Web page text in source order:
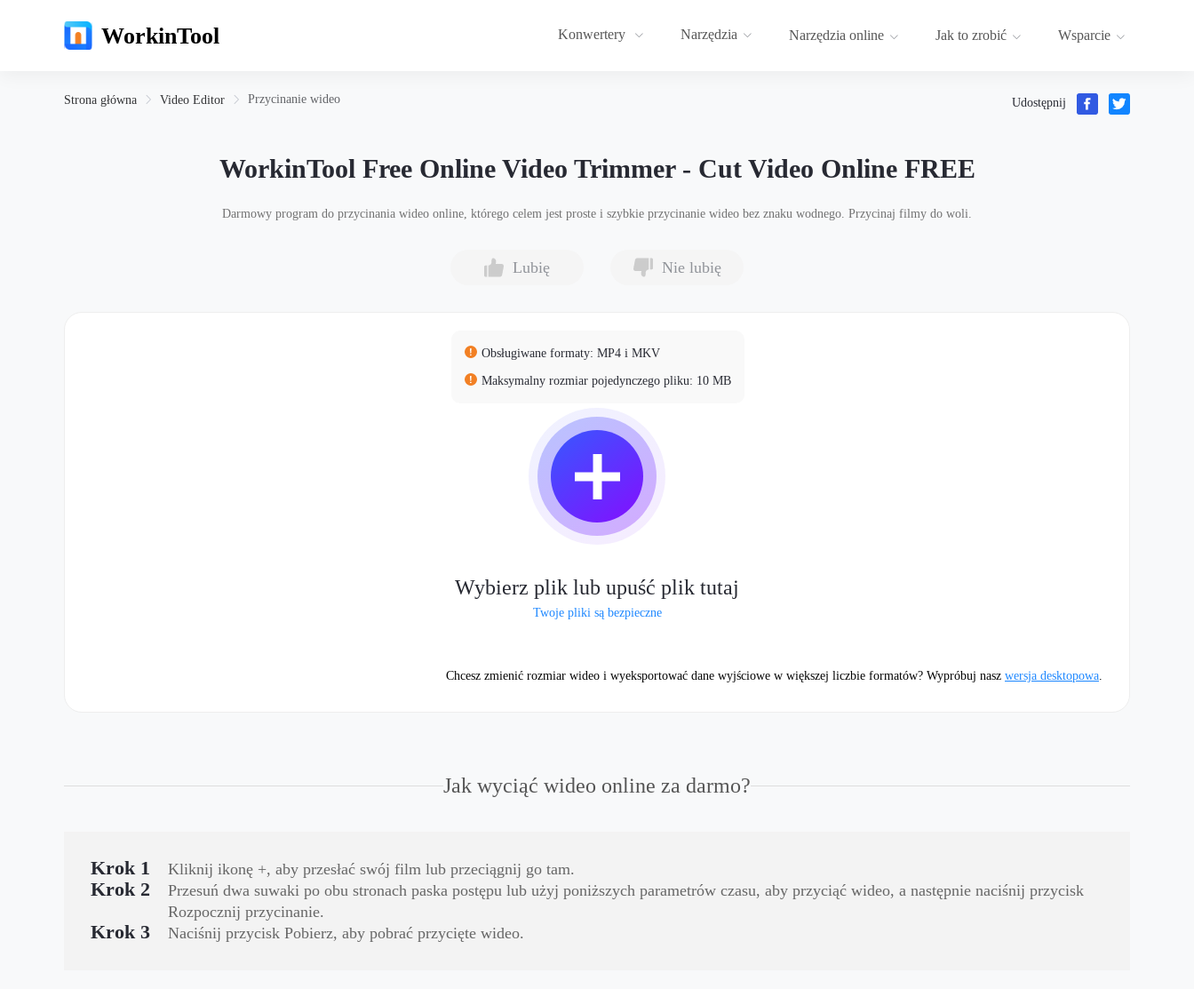
WorkinTool Konwertery Narzędzia Narzędzia online Jak to zrobić Wsparcie
Strona główna Video Editor Przycinanie wideo Udostępnij
WorkinTool Free Online Video Trimmer - Cut Video Online FREE
Darmowy program do przycinania wideo online, którego celem jest proste i szybkie przycinanie wideo bez znaku wodnego. Przycinaj filmy do woli.
Lubię Nie lubię
Obsługiwane formaty: MP4 i MKV
Maksymalny rozmiar pojedynczego pliku: 10 MB
Wybierz plik lub upuść plik tutaj
Twoje pliki są bezpieczne
Chcesz zmienić rozmiar wideo i wyeksportować dane wyjściowe w większej liczbie formatów? Wypróbuj nasz wersja desktopowa.
Jak wyciąć wideo online za darmo?
Krok 1 Kliknij ikonę +, aby przesłać swój film lub przeciągnij go tam.
Krok 2
Przesuń dwa suwaki po obu stronach paska postępu lub użyj poniższych parametrów czasu, aby przyciąć wideo, a następnie naciśnij przycisk
Rozpocznij przycinanie.
Krok 3 Naciśnij przycisk Pobierz, aby pobrać przycięte wideo.